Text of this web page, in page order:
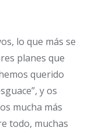
lo que más se
planes que
querido
y os
mucha más
todo, muchas